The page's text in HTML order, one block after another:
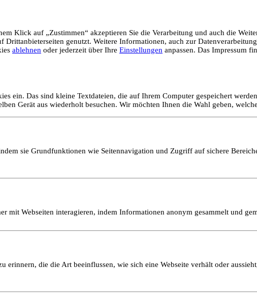
Klick auf „Zustimmen“ akzeptieren Sie die Verarbeitung und auch die
genutzt. Weitere Informationen, auch zur
ablehnen oder jederzeit über Ihre Einstellungen anpassen. Das Impressum
ein. Das sind kleine Textdateien, die auf Ihrem Computer gespeichert
Gerät aus wiederholt besuchen. Wir möchten Ihnen die Wahl geben,
sie Grundfunktionen wie Seitennavigation und Zugriff auf sichere
mit Webseiten interagieren, indem Informationen anonym gesammelt und
erinnern, die die Art beeinflussen, wie sich eine Webseite verhält oder